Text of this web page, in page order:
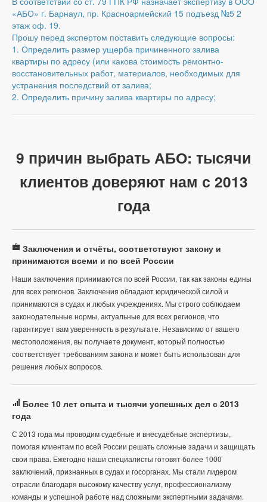
«АБО» г. Барнаул, пр. Красноармейский 15 подъезд №5 2
этаж оф. 19.
Прошу перед экспертом поставить следующие вопросы:
1. Определить размер ущерба причиненного залива
квартиры по адресу (или какова стоимость ремонтно-
восстановительных работ, материалов, необходимых для
устранения последствий от залива;
2. Определить причину залива квартиры по адресу;
9 причин выбрать АБО: тысячи
клиентов доверяют нам с 2013
года
Заключения и отчёты, соответствуют закону и
принимаются всеми и по всей России
Наши заключения принимаются по всей России, так как законы едины
для всех регионов. Заключения обладают юридической силой и
принимаются в судах и любых учреждениях. Мы строго соблюдаем
законодательные нормы, актуальные для всех регионов, что
гарантирует вам уверенность в результате. Независимо от вашего
местоположения, вы получаете документ, который полностью
соответствует требованиям закона и может быть использован для
решения любых вопросов.
Более 10 лет опыта и тысячи успешных дел с 2013
года
С 2013 года мы проводим судебные и внесудебные экспертизы,
помогая клиентам по всей России решать сложные задачи и защищать
свои права. Ежегодно наши специалисты готовят более 1000
заключений, признанных в судах и госорганах. Мы стали лидером
отрасли благодаря высокому качеству услуг, профессионализму
команды и успешной работе над сложными экспертными задачами.